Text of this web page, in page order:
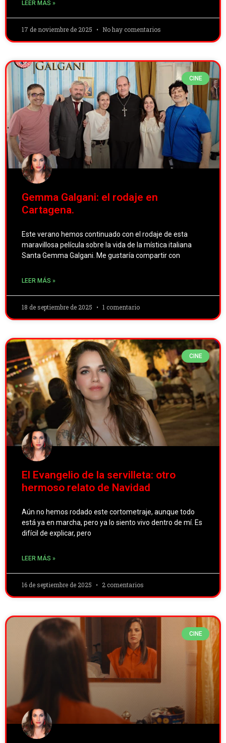
LEER MÁS »
17 de noviembre de 2025 No hay comentarios
CINE
Gemma Galgani: el rodaje en
Cartagena.
Este verano hemos continuado con el rodaje de esta
maravillosa película sobre la vida de la mística italiana
Santa Gemma Galgani. Me gustaría compartir con
LEER MÁS »
18 de septiembre de 2025 1 comentario
CINE
El Evangelio de la servilleta: otro
hermoso relato de Navidad
Aún no hemos rodado este cortometraje, aunque todo
está ya en marcha, pero ya lo siento vivo dentro de mí. Es
difícil de explicar, pero
LEER MÁS »
16 de septiembre de 2025 2 comentarios
CINE